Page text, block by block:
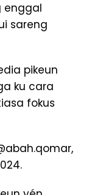
enggal
sareng
pikeun
ku cara
fokus